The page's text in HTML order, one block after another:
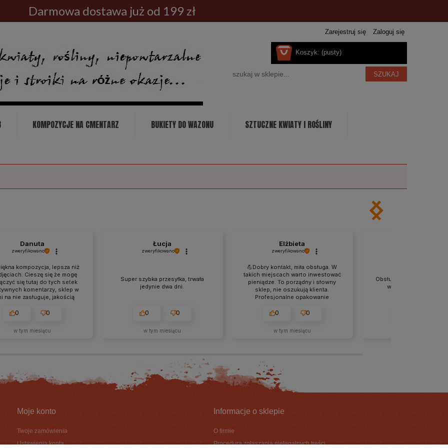
Darmowa dostawa już od 199 zł
Zarejestruj się Zaloguj się
Koszyk: (pusty)
SZUKAJ
KOMPOZYCJE NA CMENTARZ BUKIETY DO WAZONU SZTUCZNE KWIATY I ROŚLINY
Danuta
zweryfikowano
kompozycja, lepsza niż
Cieszę się że mogę
się tutaj do tych setek
komentarzy, sklep w
na nie zasługuje, jakością
pakowaniem. Gorąco
jestem ich stałą klientką❤️
0 0
w tym miesiącu
Łucja
zweryfikowano
Super szybka przesyłka, trwała
jedynie dwa dni.
0 0
w tym miesiącu
Elżbieta
zweryfikowano
💪Dobry kontakt, miła obsługa. W
takich miejscach warto inwestować
pieniądze. To porządny i słowny
sklep, nie oszukują klienta.
Profesjonalne opakowanie
jeszcze więcej wartości
dużo nowości. Polecam.
0 0
w tym miesiącu
Obsługa na najwyższym
wrócę po kolejne
Moje konto
Twoje zamówienia
Ustawienia konta
Informacje o sklepie
O firmie
Procedura zgłaszania nielegalnych treści